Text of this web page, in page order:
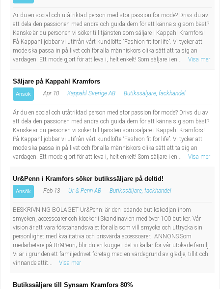
Är du en social och utåtriktad person med stor passion för mode? Drivs du av
att dela den passionen med andra och guida dem för att känna sig som bäst?
Kanske är du personen vi söker till tjänsten som säljare i Kappahl Kramfors!
På Kappahl jobbar vi utifrån vårt kundlöfte “Fashion fit for life”. Vi tycker att
mode ska passa in på livet och för alla människors olika sätt att ta sig an
vardagen. Ett mode gjort för att leva i, helt enkelt! Som säljare i en...
Visa mer
Säljare på Kappahl Kramfors
Ansök Apr 10 Kappahl Sverige AB Butikssäljare, fackhandel
Är du en social och utåtriktad person med stor passion för mode? Drivs du av
att dela den passionen med andra och guida dem för att känna sig som bäst?
Kanske är du personen vi söker till tjänsten som säljare i Kappahl Kramfors!
På Kappahl jobbar vi utifrån vårt kundlöfte “Fashion fit for life”. Vi tycker att
mode ska passa in på livet och för alla människors olika sätt att ta sig an
vardagen. Ett mode gjort för att leva i, helt enkelt! Som säljare i en...
Visa mer
Ur&Penn i Kramfors söker butikssäljare på deltid!
Ansök Feb 13 Ur & Penn AB Butikssäljare, fackhandel
BESKRIVNING BOLAGET Ur&Penn; är den ledande butikskedjan inom
smycken, accessoarer och klockor i Skandinavien med över 100 butiker. Vår
vision är att vara förstahandsvalet för alla som vill smycka och uttrycka sin
personlighet med kvalitativa och prisvärda accessoarer. ANNONS Som
medarbetare på Ur&Penn; blir du en kugge i det vi kallar för vår utökade familj.
Vi är i grunden ett familjedrivet företag med en värdegrund av glädje, tillit och
vinnande attit...
Visa mer
Butikssäljare till Synsam Kramfors 80%